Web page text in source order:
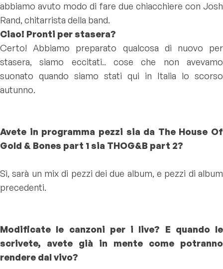
abbiamo avuto modo di fare due chiacchiere con Josh
Rand, chitarrista della band.
Ciao! Pronti per stasera?
Certo! Abbiamo preparato qualcosa di nuovo per
stasera, siamo eccitati.. cose che non avevamo
suonato quando siamo stati qui in Italia lo scorso
autunno.
Avete in programma pezzi sia da The House Of
Gold & Bones part 1 sia THOG&B part 2?
Sì, sarà un mix di pezzi dei due album, e pezzi di album
precedenti.
Modificate le canzoni per i live? E quando le
scrivete, avete già in mente come potranno
rendere dal vivo?